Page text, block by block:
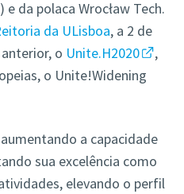
da polaca Wrocław Tech.
da ULisboa, a 2 de
o Unite.H2020
,
o Unite!Widening
a capacidade
sua excelência como
elevando o perfil